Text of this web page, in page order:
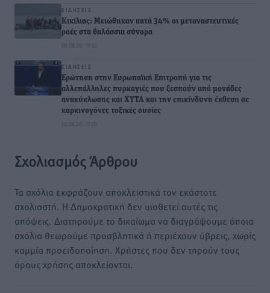
ΕΙΔΉΣΕΙΣ
Κικίλιας: Μειώθηκαν κατά 34% οι μεταναστευτικές
ροές στα θαλάσσια σύνορα
05.08.26 · 17:32
ΕΙΔΉΣΕΙΣ
Ερώτηση στην Ευρωπαϊκή Επιτροπή για τις
αλλεπάλληλες πυρκαγιές που ξεσπούν από μονάδες
ανακύκλωσης και ΧΥΤΑ και την επικίνδυνη έκθεση σε
καρκινογόνες τοξικές ουσίες
05.08.26 · 17:09
Σχολιασμός Άρθρου
Τα σχόλια εκφράζουν αποκλειστικά τον εκάστοτε
σχολιαστή. Η Δημοκρατική δεν υιοθετεί αυτές τις
απόψεις. Διατηρούμε το δικαίωμα να διαγράψουμε όποια
σχόλια θεωρούμε προσβλητικά ή περιέχουν ύβρεις, χωρίς
καμμία προειδοποίηση. Χρήστες που δεν τηρούν τους
όρους χρήσης αποκλείονται.